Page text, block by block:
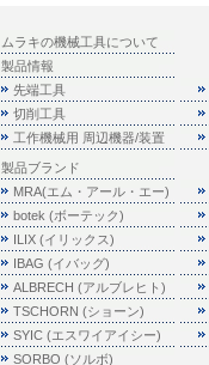
ムラキの機械工具について
製品情報
先端工具
切削工具
工作機械用 周辺機器/装置
製品ブランド
MRA(エム・アール・エー)
botek (ボーテック)
ILIX (イリックス)
IBAG (イバッグ)
ALBRECH (アルブレヒト)
TSCHORN (ショーン)
SYIC (エスワイアイシー)
SORBO (ソルボ)